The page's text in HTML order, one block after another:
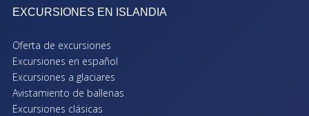
EXCURSIONES EN ISLANDIA
Oferta de excursiones
Excursiones en español
Excursiones a glaciares
Avistamiento de ballenas
Excursiones clásicas